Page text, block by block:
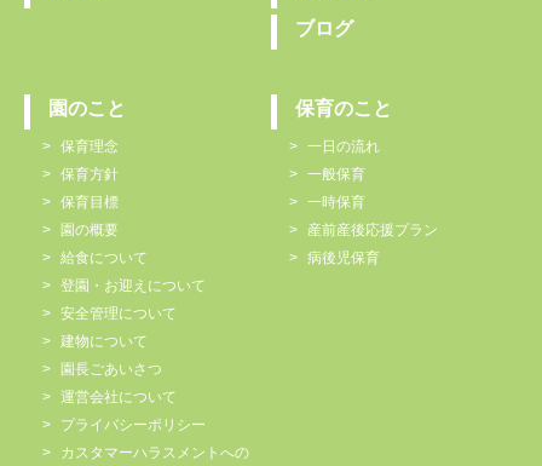
ブログ
園のこと
保育理念
保育方針
保育目標
園の概要
給食について
登園・お迎えについて
安全管理について
建物について
園長ごあいさつ
運営会社について
プライバシーポリシー
カスタマーハラスメントへの
保育のこと
一日の流れ
一般保育
一時保育
産前産後応援プラン
病後児保育